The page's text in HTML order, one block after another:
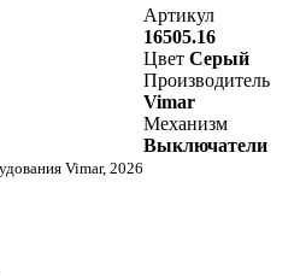
Артикул
16505.16
Цвет Серый
Производитель
Vimar
Механизм
Выключатели
Vimar, 2026